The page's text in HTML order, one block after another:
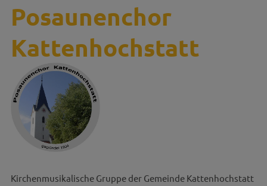
Posaunenchor
Kattenhochstatt
Kirchenmusikalische Gruppe der Gemeinde Kattenhochstatt